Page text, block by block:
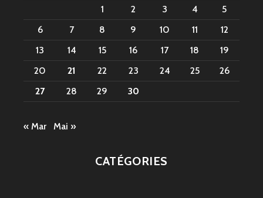
1 2 3 4
5
6
7 8 9 10 11
12
13
14 15 16 17 18
19
20
21 22 23 24 25
26
27
28 29 30
« Mar Mai »
CATÉGORIES